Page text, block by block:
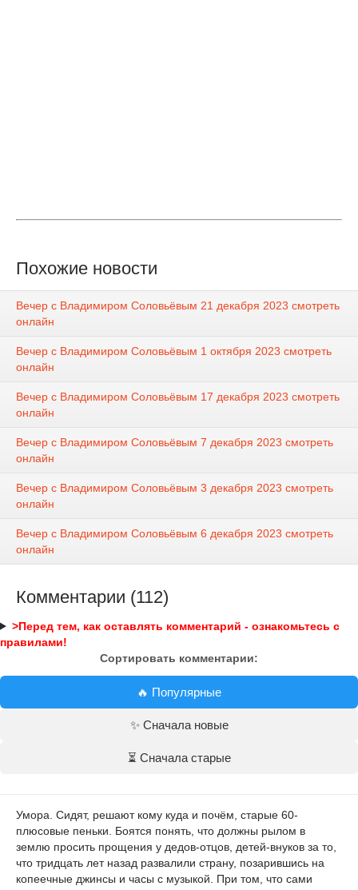
Похожие новости
Вечер с Владимиром Соловьёвым 21 декабря 2023 смотреть
онлайн
Вечер с Владимиром Соловьёвым 1 октября 2023 смотреть
онлайн
Вечер с Владимиром Соловьёвым 17 декабря 2023 смотреть
онлайн
Вечер с Владимиром Соловьёвым 7 декабря 2023 смотреть
онлайн
Вечер с Владимиром Соловьёвым 3 декабря 2023 смотреть
онлайн
Вечер с Владимиром Соловьёвым 6 декабря 2023 смотреть
онлайн
Комментарии (112)
>Перед тем, как оставлять комментарий - ознакомьтесь с
правилами!
Сортировать комментарии:
🔥 Популярные
✨ Сначала новые
⏳ Сначала старые
Умора. Сидят, решают кому куда и почём, старые 60-
плюсовые пеньки. Боятся понять, что должны рылом в
землю просить прощения у дедов-отцов, детей-внуков за то,
что тридцать лет назад развалили страну, позарившись на
копеечные джинсы и часы с музыкой. При том, что сами